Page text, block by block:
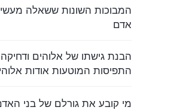
המבוכות השונות ששאלה
אדם
הבנת גישתו של אלוהים
התפיסות המוטעות אודות
מי קובע את גורלם של בני